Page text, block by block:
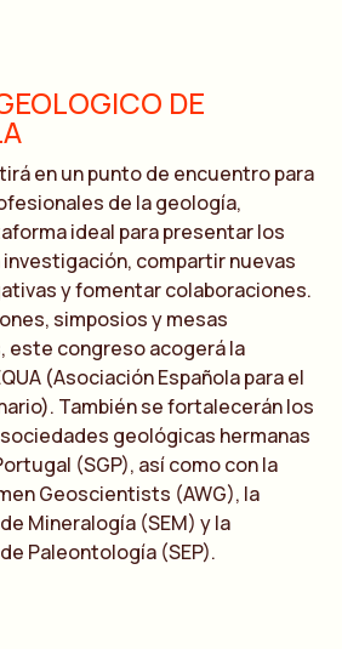
DE
en un punto de encuentro para
de la geología,
ideal para presentar los
compartir nuevas
y fomentar colaboraciones.
simposios y mesas
este congreso acogerá la
(Asociación Española para el
También se fortalecerán los
geológicas hermanas
(SGP), así como con la
Geoscientists (AWG), la
Mineralogía (SEM) y la
Paleontología (SEP).